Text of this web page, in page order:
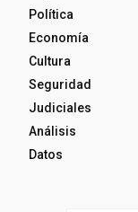
Política
Economía
Cultura
Seguridad
Judiciales
Análisis
Datos